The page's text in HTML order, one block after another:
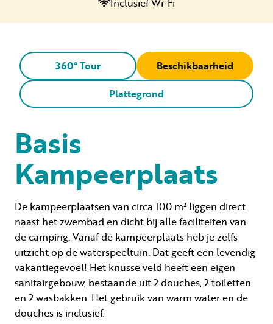
360° Tour
Beschikbaarheid
Plattegrond
Basis
Kampeerplaats
De kampeerplaatsen van circa 100 m² liggen direct
naast het zwembad en dicht bij alle faciliteiten van
de camping. Vanaf de kampeerplaats heb je zelfs
uitzicht op de waterspeeltuin. Dat geeft een levendig
vakantiegevoel! Het knusse veld heeft een eigen
sanitairgebouw, bestaande uit 2 douches, 2 toiletten
en 2 wasbakken. Het gebruik van warm water en de
douches is inclusief.